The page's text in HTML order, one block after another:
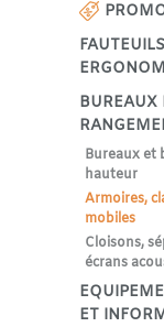
BUREAUX
Bureaux et
hauteur
Armoires,
mobiles
Cloisons,
écrans
ET